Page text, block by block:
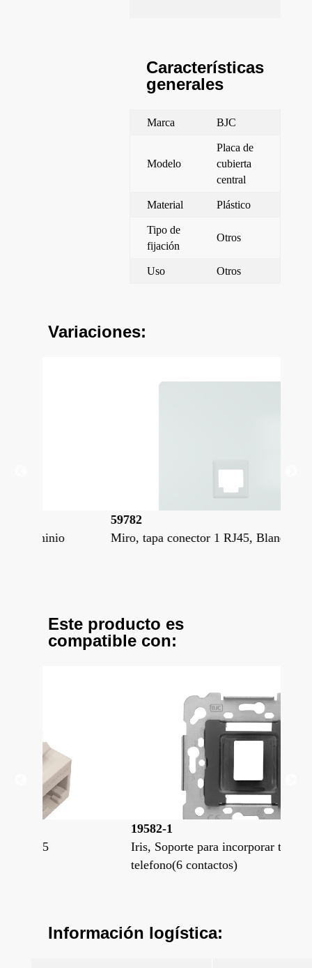
Características
generales
Marca BJC
Modelo
Placa de
cubierta
central
Material Plástico
Tipo de
fijación
Otros
Uso Otros
Variaciones:
Miro, tapa conector 1 RJ45, Blanco Polar
Este producto es
compatible con:
Iris, Soporte para incorporar toma
telefono(6 contactos)
Información logística: